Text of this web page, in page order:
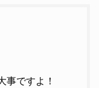
事ですよ！